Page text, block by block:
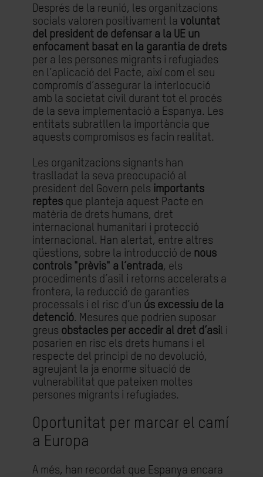
Després de la reunió, les organitzacions
socials valoren positivament la voluntat
del president de defensar a la UE un
enfocament basat en la garantia de drets
per a les persones migrants i refugiades
en l’aplicació del Pacte, així com el seu
compromís d’assegurar la interlocució
amb la societat civil durant tot el procés
de la seva implementació a Espanya. Les
entitats subratllen la importància que
aquests compromisos es facin realitat.
Les organitzacions signants han
traslladat la seva preocupació al
president del Govern pels importants
reptes que planteja aquest Pacte en
matèria de drets humans, dret
internacional humanitari i protecció
internacional. Han alertat, entre altres
qüestions, sobre la introducció de nous
controls "prèvis" a l’entrada, els
procediments d’asil i retorns accelerats a
frontera, la reducció de garanties
processals i el risc d’un ús excessiu de la
detenció. Mesures que podrien suposar
greus obstacles per accedir al dret d’asil i
posarien en risc els drets humans i el
respecte del principi de no devolució,
agreujant la ja enorme situació de
vulnerabilitat que pateixen moltes
persones migrants i refugiades.
Oportunitat per marcar el camí
a Europa
A més, han recordat que Espanya encara